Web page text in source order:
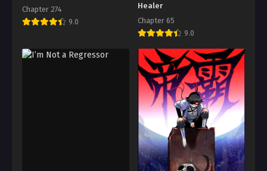
Chapter 274
9.0
Healer
Chapter 65
9.0